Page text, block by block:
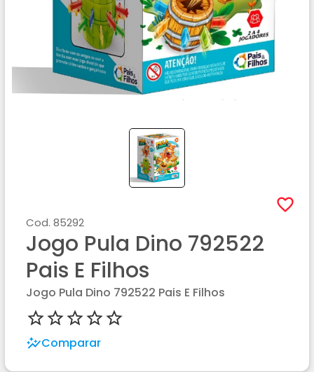
Cod. 85292
Jogo Pula Dino 792522
Pais E Filhos
Jogo Pula Dino 792522 Pais E Filhos
Comparar